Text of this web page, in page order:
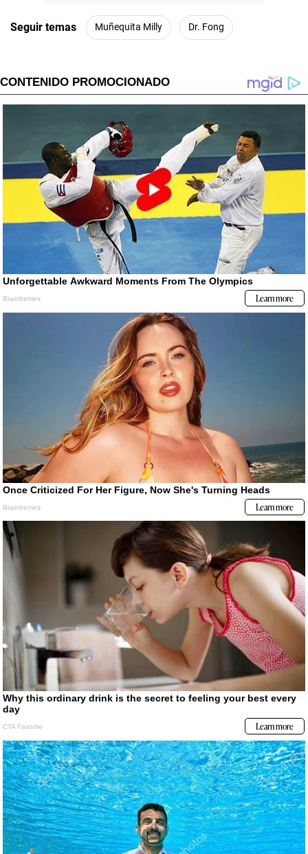
Seguir temas Muñequita Milly Dr. Fong